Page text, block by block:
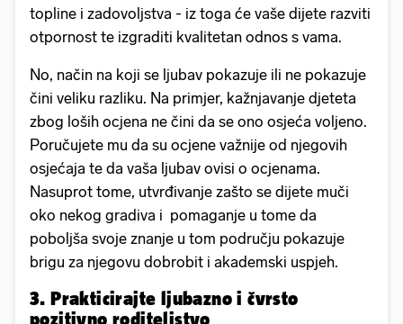
topline i zadovoljstva - iz toga će vaše dijete razviti
otpornost te izgraditi kvalitetan odnos s vama.
No, način na koji se ljubav pokazuje ili ne pokazuje
čini veliku razliku. Na primjer, kažnjavanje djeteta
zbog loših ocjena ne čini da se ono osjeća voljeno.
Poručujete mu da su ocjene važnije od njegovih
osjećaja te da vaša ljubav ovisi o ocjenama.
Nasuprot tome, utvrđivanje zašto se dijete muči
oko nekog gradiva i pomaganje u tome da
poboljša svoje znanje u tom području pokazuje
brigu za njegovu dobrobit i akademski uspjeh.
3. Prakticirajte ljubazno i čvrsto
pozitivno roditeljstvo